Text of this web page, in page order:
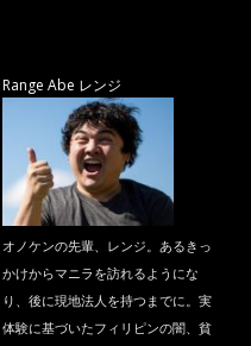
Range Abe レンジ
オノケンの先輩、レンジ。あるきっ
かけからマニラを訪れるようにな
り、後に現地法人を持つまでに。実
体験に基づいたフィリピンの闇、貧